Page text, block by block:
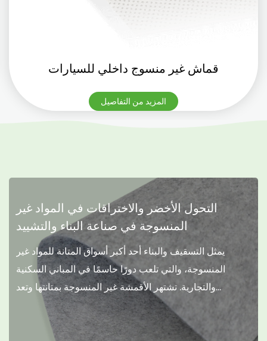
قماش غير منسوج داخلي للسيارات
المزيد من التفاصيل
التحول الأخضر والاختراقات في المواد غير
المنسوجة في صناعة البناء والتشييد
يمثل التسقيف والبناء أحد أكبر أسواق المتانة للمواد غير
المنسوجة، والتي تلعب دورًا حاسمًا في المباني السكنية
والتجارية. تشتهر الأقمشة غير المنسوجة بمتانتها وتعد...